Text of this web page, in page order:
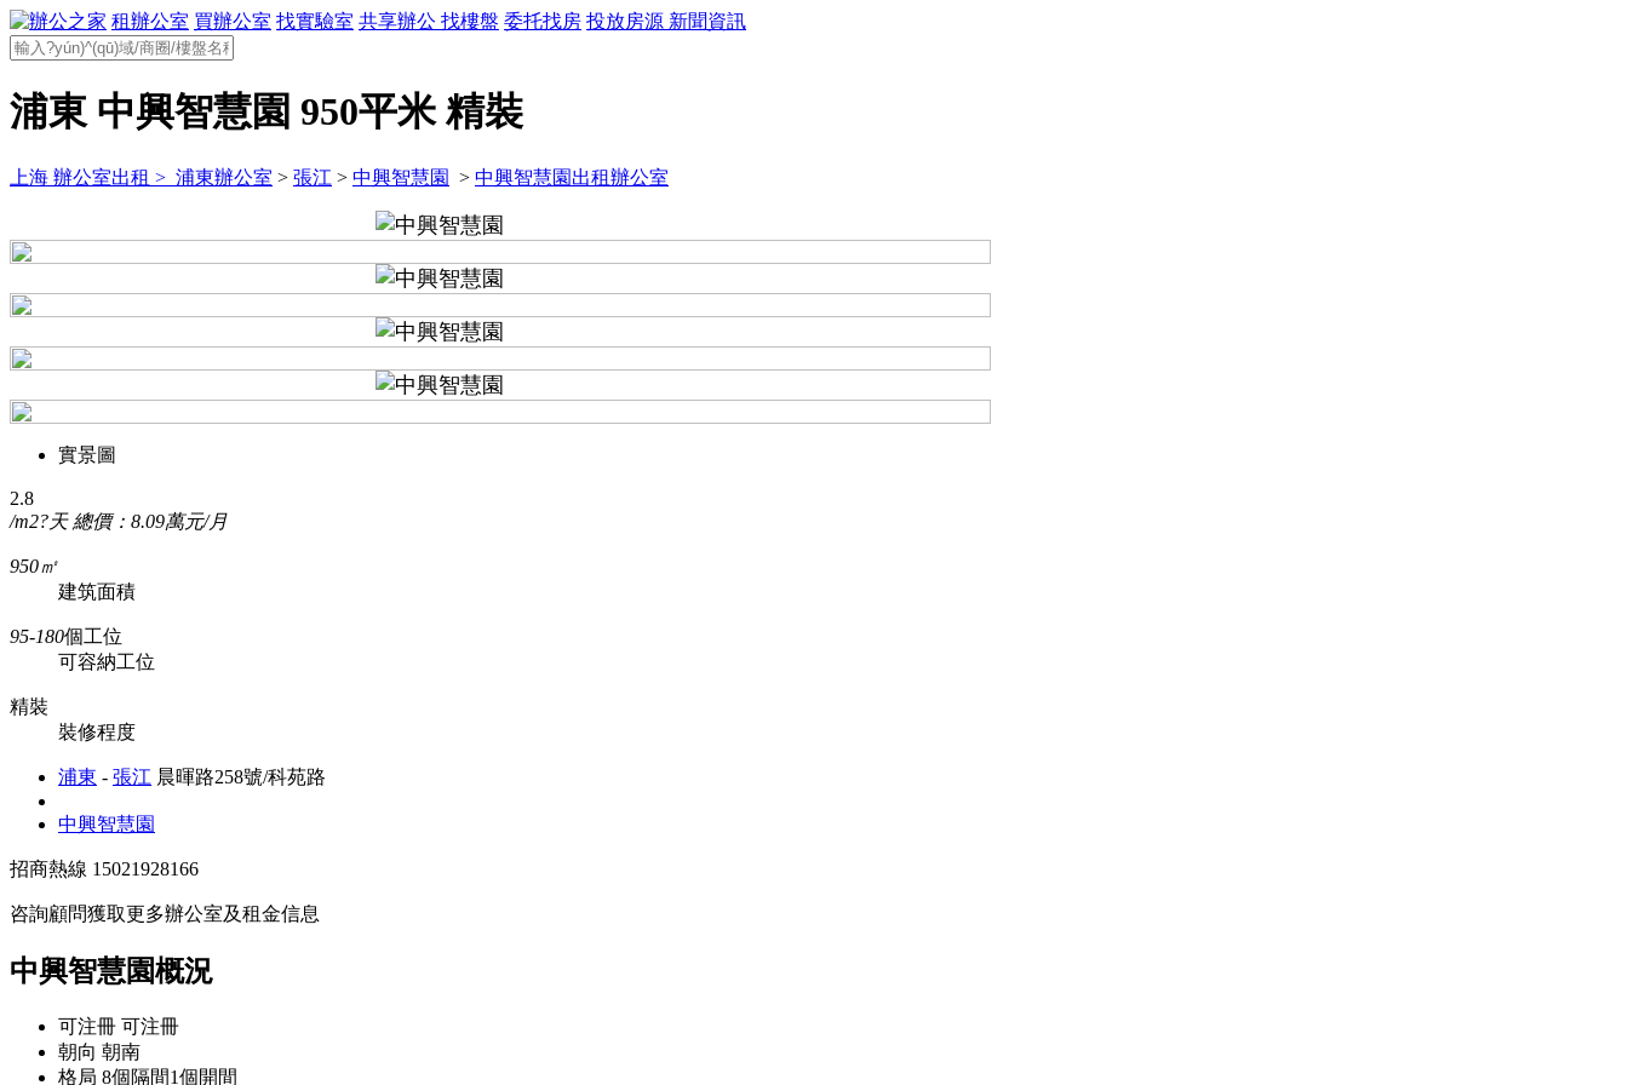
租辦公室 買辦公室 找實驗室 共享辦公 找樓盤 委托找房 投放房源 新聞資訊
浦東 中興智慧園 950平米 精裝
上海 辦公室出租 > 浦東辦公室 > 張江 > 中興智慧園 > 中興智慧園出租辦公室
實景圖
2.8
/m2?天 總價：8.09萬元/月
950㎡
建筑面積
95-180個工位
可容納工位
精裝
裝修程度
浦東 - 張江 晨暉路258號/科苑路
中興智慧園
招商熱線 15021928166
咨詢顧問獲取更多辦公室及租金信息
中興智慧園概況
可注冊 可注冊
朝向 朝南
格局 8個隔間1個開間